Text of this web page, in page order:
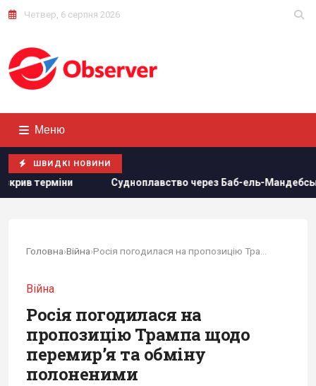
Четвер, 6 серпня 2026
Меню
ШВИДКІ НОВИНИ
Судноплавство через Баб-ель-Мандебську протоку майже
Головна›Війна›
Війна
Росія погодилася на
пропозицію Трампа щодо
перемир’я та обміну
полоненими